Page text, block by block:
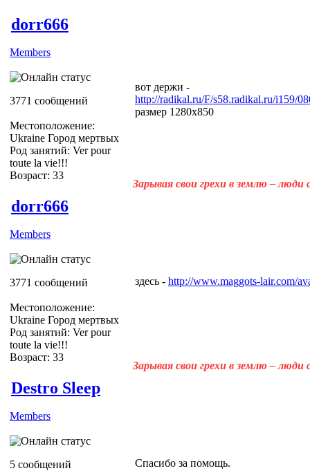
dorr666
Members
3771 сообщений
Местоположение:
Ukraine Город мертвых
Род занятий: Ver pour
toute la vie!!!
Возраст: 33
вот держи -
http://radikal.ru/F/s58.radikal.ru/i159/
размер 1280х850
Зарывая свои грехи в землю –
dorr666
Members
3771 сообщений
Местоположение:
Ukraine Город мертвых
Род занятий: Ver pour
toute la vie!!!
Возраст: 33
здесь - http://www.maggots-lair.com/
Зарывая свои грехи в землю –
Destro Sleep
Members
5 сообщений Спасибо за помощь.